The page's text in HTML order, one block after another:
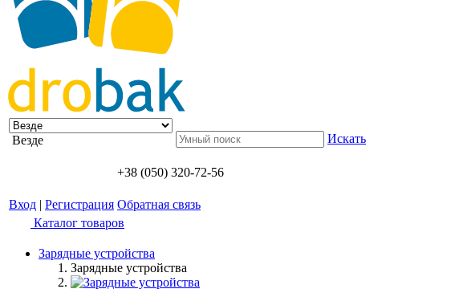
Везде Искать
+38 (050) 320-72-56
Вход | Регистрация Обратная связь
Каталог товаров
Зарядные устройства
Зарядные устройства